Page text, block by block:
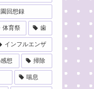
回想録
体育祭 歯
インフルエンザ
想 掃除
喘息